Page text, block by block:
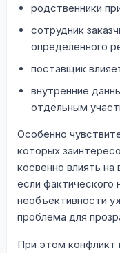
родственники
сотрудник
определенного
поставщик
внутренние
отдельным
Особенно
которых
косвенно влиять
если фактического
необъективности
проблема для
При этом конфликт